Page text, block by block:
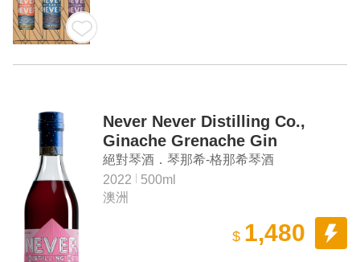
Never Never Distilling Co.,
Ginache Grenache Gin
絕對琴酒．琴那希-格那希琴酒
2022
500ml
澳洲
$ 1,480